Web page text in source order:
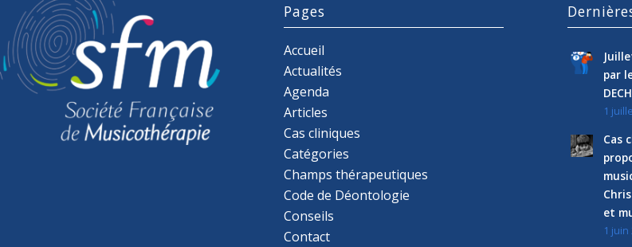
Pages
Accueil
Actualités
Agenda
Articles
Cas cliniques
Catégories
Champs thérapeutiques
Code de Déontologie
Conseils
Contact
par
1
Cas
et
1 juin